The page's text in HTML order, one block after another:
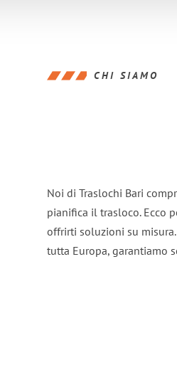
CHI SIAMO
Noi di Traslochi Bari
pianifica il trasloco. Ecco
offrirti soluzioni su
tutta Europa, garantiamo